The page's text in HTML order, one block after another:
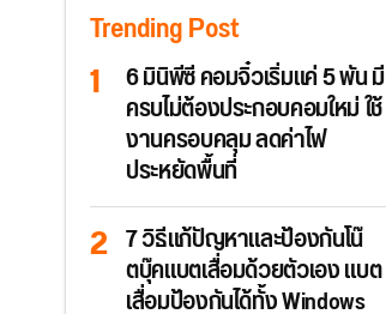
Trending Post
6 มินิพีซี คอมจิ๋วเริ่มแค่ 5 พัน มี
ครบไม่ต้องประกอบคอมใหม่ ใช้
งานครอบคลุม ลดค่าไฟ
ประหยัดพื้นที่
7 วิธีแก้ปัญหาและป้องกันโน๊
ตบุ๊คแบตเสื่อมด้วยตัวเอง แบต
เสื่อมป้องกันได้ทั้ง Windows